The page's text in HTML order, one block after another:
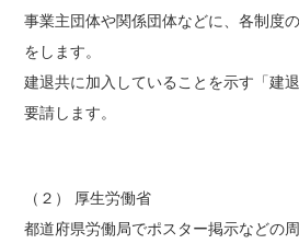
事業主団体や関係団体などに、各制度
をします。
建退共に加入していることを示す「建
要請します。
（２） 厚生労働省
都道府県労働局でポスター掲示などの